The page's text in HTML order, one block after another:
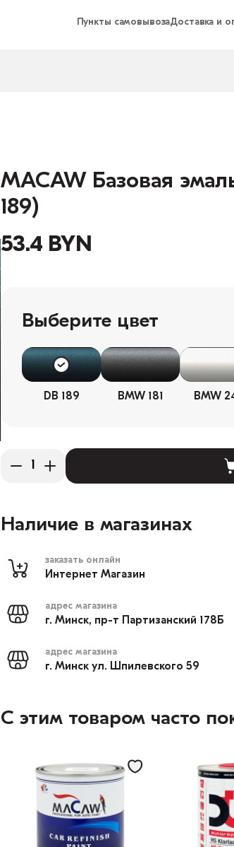
Пункты самовывозаДоставка и
MACAW Базовая
189)
53.4 BYN
Выберите цвет
DB 189 BMW 181 BMW
Наличие в магазинах
заказать онлайн
Интернет Магазин
адрес магазина
г. Минск, пр-т Партизанский 178Б
адрес магазина
г. Минск ул. Шпилевского 59
С этим товаром часто